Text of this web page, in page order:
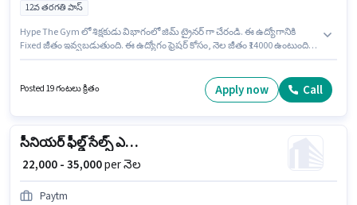
12వ తరగతి పాస్
Hype The Gym లో శిక్షకుడు విభాగంలో జిమ్ ట్రైనర్ గా చేరండి. ఈ ఉద్యోగానికి
Fixed జీతం ఇవ్వబడుతుంది. ఈ ఉద్యోగం ఫ్రెషర్ కోసం, నెల జీతం ₹14000 ఉంటుంది.
Posted 19 గంటలు క్రితం Apply now Call
సీనియర్ ఫీల్డ్ సేల్స్ ఎగ్జిక్యూటివ్
₹ 22,000 - 35,000per నెల
Paytm